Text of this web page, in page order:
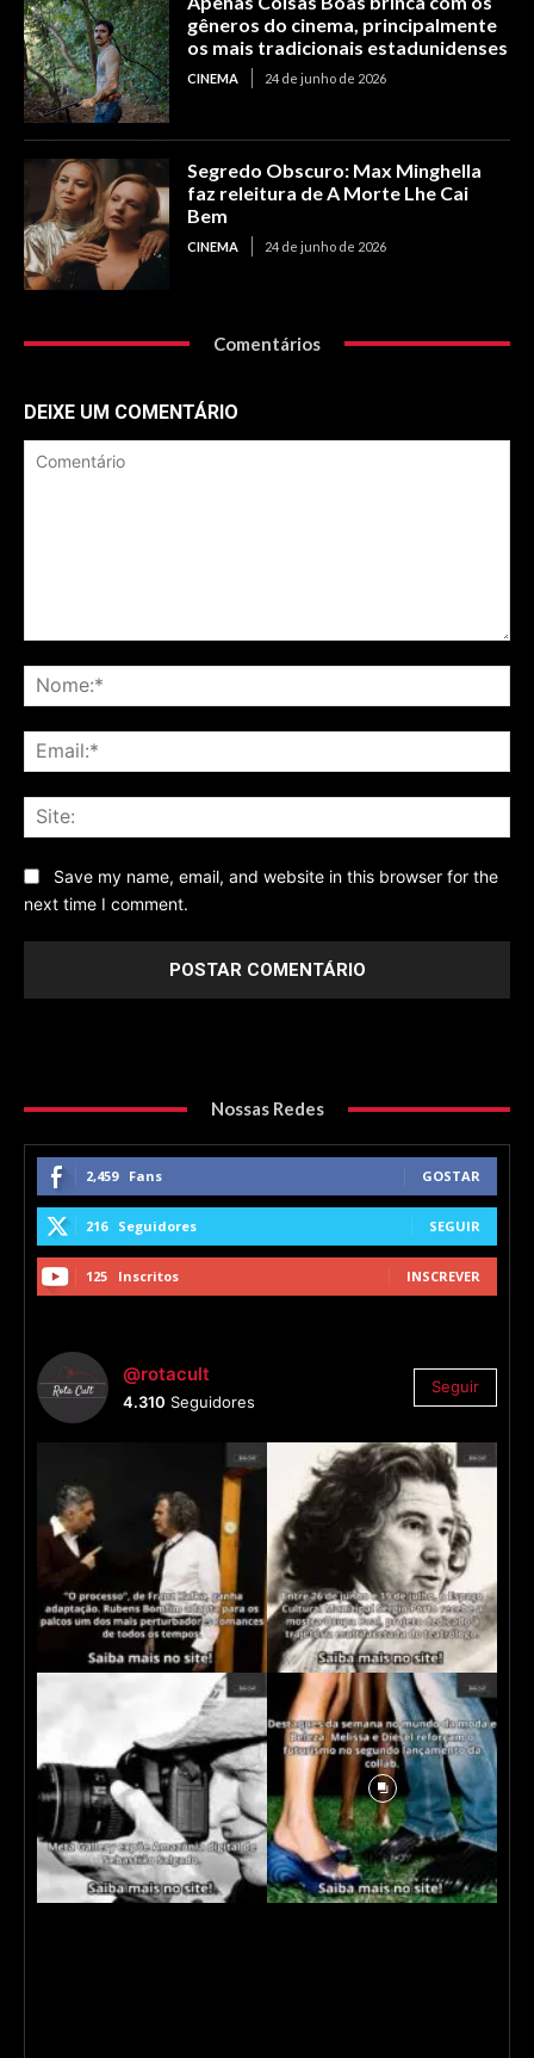
gêneros do cinema, principalmente
os mais tradicionais estadunidenses
CINEMA 24 de junho de 2026
Segredo Obscuro: Max Minghella
faz releitura de A Morte Lhe Cai
Bem
CINEMA 24 de junho de 2026
Comentários
DEIXE UM COMENTÁRIO
Save my name, email, and website in this browser for the
next time I comment.
Nossas Redes
2,459 Fans GOSTAR
216 Seguidores SEGUIR
125 Inscritos INSCREVER
@rotacult
4.310 Seguidores
Seguir